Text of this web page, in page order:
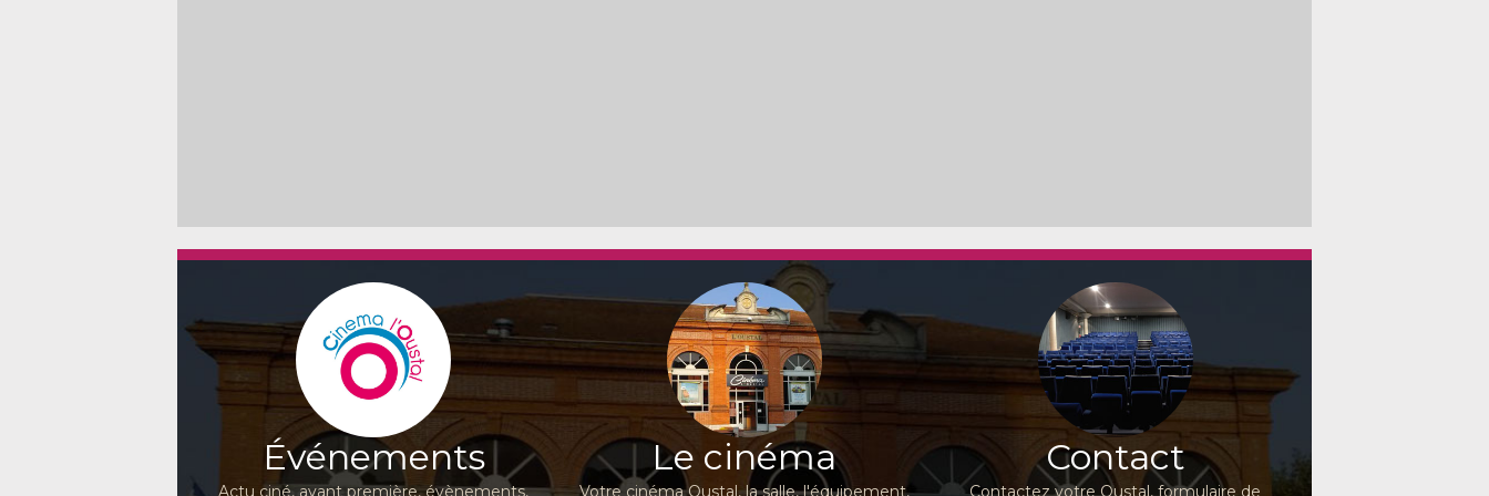
Événements
Actu ciné, avant première, évènements,
Le cinéma
Votre cinéma Oustal, la salle, l'équipement,
Contact
Contactez votre Oustal, formulaire de